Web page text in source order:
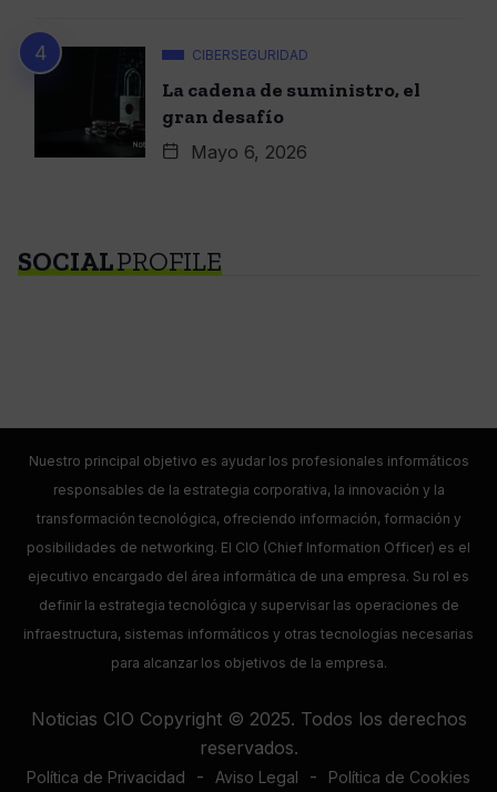
CIBERSEGURIDAD
La cadena de suministro, el
gran desafío
Mayo 6, 2026
SOCIALPROFILE
Nuestro principal objetivo es ayudar los profesionales informáticos
responsables de la estrategia corporativa, la innovación y la
transformación tecnológica, ofreciendo información, formación y
posibilidades de networking. El CIO (Chief Information Officer) es el
ejecutivo encargado del área informática de una empresa. Su rol es
definir la estrategia tecnológica y supervisar las operaciones de
infraestructura, sistemas informáticos y otras tecnologías necesarias
para alcanzar los objetivos de la empresa.
Noticias CIO Copyright © 2025. Todos los derechos
reservados.
Política de Privacidad - Aviso Legal - Política de Cookies